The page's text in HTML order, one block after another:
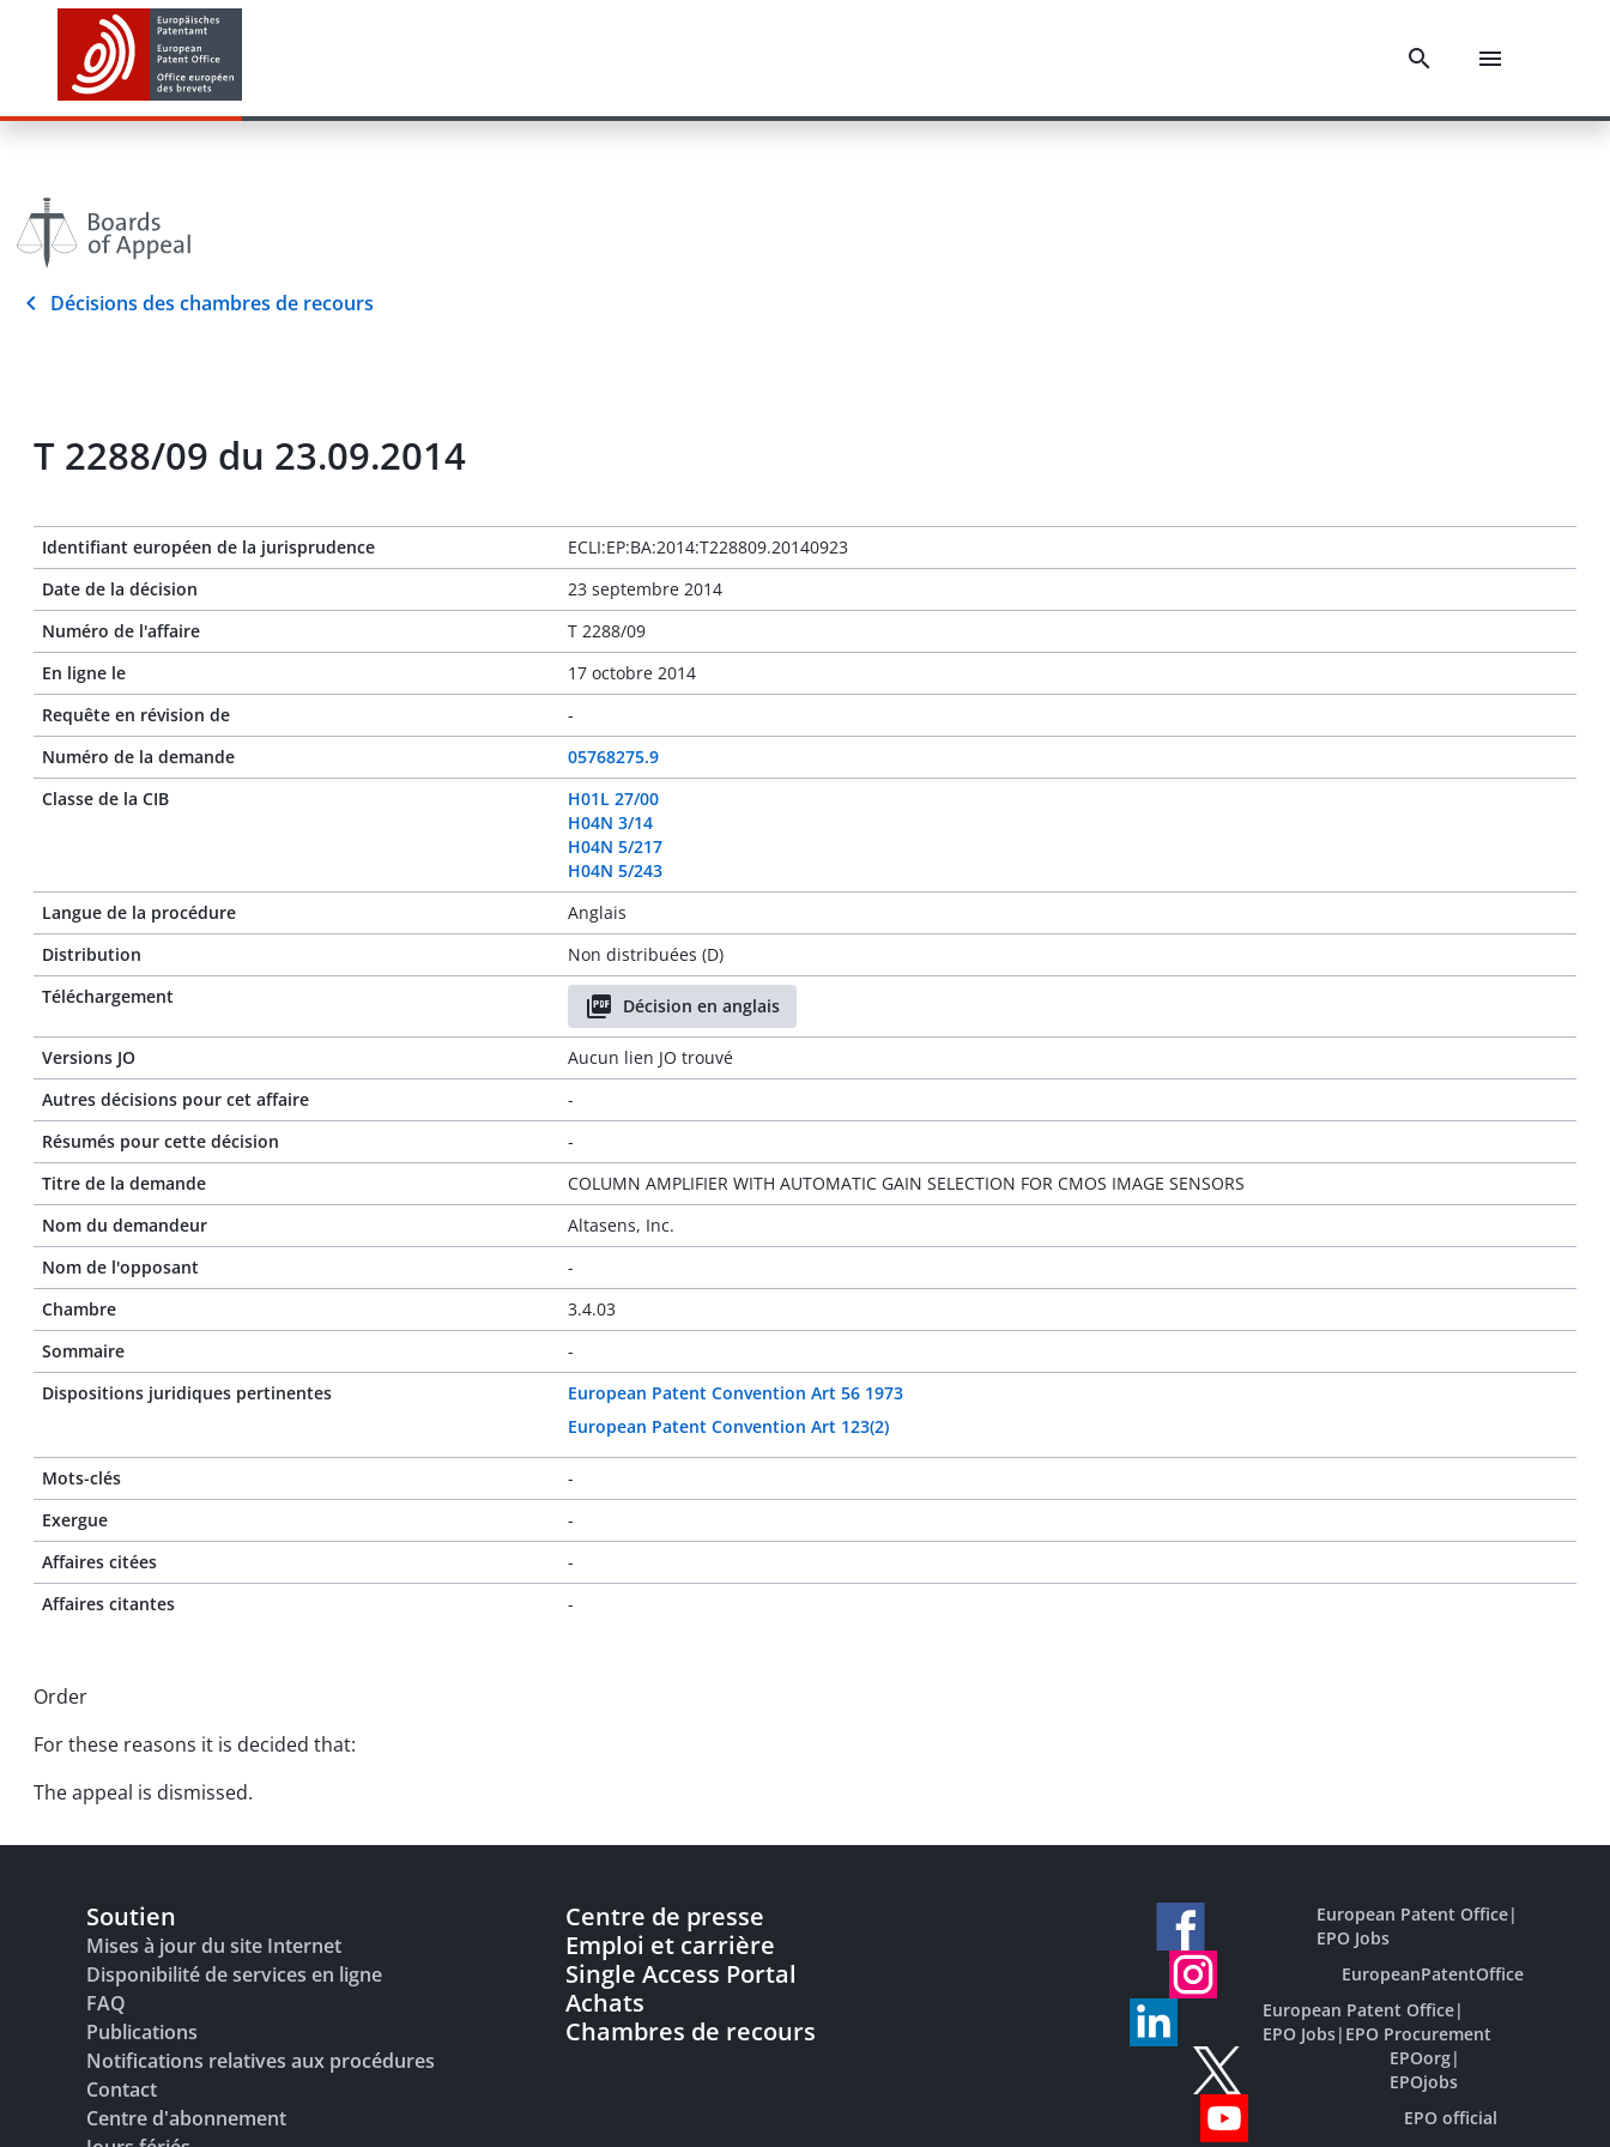
Décisions des chambres de recours
T 2288/09 du 23.09.2014
Identifiant européen de la jurisprudence
ECLI:EP:BA:2014:T228809.20140923
Date de la décision
23 septembre 2014
Numéro de l'affaire
T 2288/09
En ligne le
17 octobre 2014
Requête en révision de
-
Numéro de la demande
05768275.9
Classe de la CIB
H01L 27/00
H04N 3/14
H04N 5/217
H04N 5/243
Langue de la procédure
Anglais
Distribution
Non distribuées (D)
Téléchargement
Décision en anglais
Versions JO
Aucun lien JO trouvé
Autres décisions pour cet affaire
-
Résumés pour cette décision
-
Titre de la demande
COLUMN AMPLIFIER WITH AUTOMATIC GAIN SELECTION FOR CMOS IMAGE SENSORS
Nom du demandeur
Altasens, Inc.
Nom de l'opposant
-
Chambre
3.4.03
Sommaire
-
Dispositions juridiques pertinentes
European Patent Convention Art 56 1973
European Patent Convention Art 123(2)
Mots-clés
-
Exergue
-
Affaires citées
-
Affaires citantes
-
Order
For these reasons it is decided that:
The appeal is dismissed.
Soutien
Mises à jour du site Internet
Disponibilité de services en ligne
FAQ
Publications
Notifications relatives aux procédures
Contact
Centre d'abonnement
Centre de presse
Emploi et carrière
Single Access Portal
Achats
Chambres de recours
European Patent Office|
EPO Jobs
EuropeanPatentOffice
European Patent Office|
EPO Jobs| EPO Procurement
EPOorg|
EPOjobs
EPO official